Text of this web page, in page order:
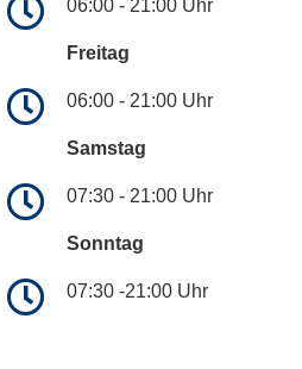
06:00 - 21:00 Uhr
Freitag
06:00 - 21:00 Uhr
Samstag
07:30 - 21:00 Uhr
Sonntag
07:30 -21:00 Uhr